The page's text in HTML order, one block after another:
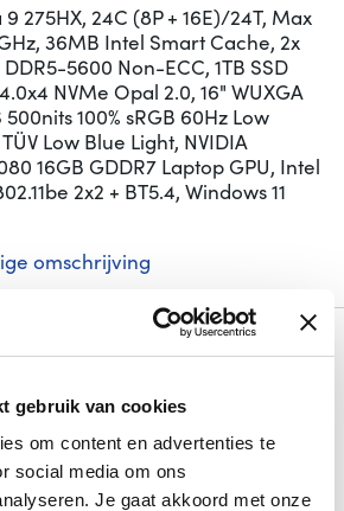
gebruik van cookies
om content en advertenties te
social media om ons
Je gaat akkoord met onze
275HX, 24C (8P + 16E)/24T, Max
36MB Intel Smart Cache, 2x
5600 Non-ECC, 1TB SSD
NVMe Opal 2.0, 16" WUXGA
500nits 100% sRGB 60Hz Low
Low Blue Light, NVIDIA
16GB GDDR7 Laptop GPU, Intel
2x2 + BT5.4, Windows 11
omschrijving
16 inch
GB
GB
Core Ultra 9
Windows 11 Pro